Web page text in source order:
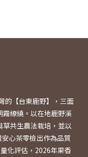
的【台東鹿野】，三面
繚繞。以在地鹿野溪
共生農法栽培，並以
心茶零檢出作為品質
化評估，2026年果香